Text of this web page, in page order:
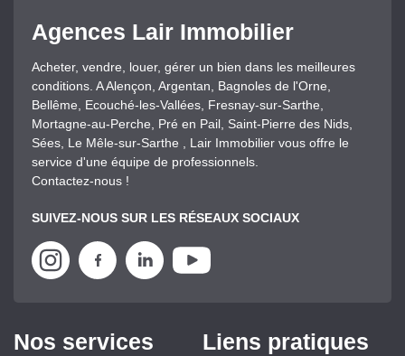
Agences Lair Immobilier
Acheter, vendre, louer, gérer un bien dans les meilleures
conditions. A Alençon, Argentan, Bagnoles de l'Orne,
Bellême, Ecouché-les-Vallées, Fresnay-sur-Sarthe,
Mortagne-au-Perche, Pré en Pail, Saint-Pierre des Nids,
Sées, Le Mêle-sur-Sarthe , Lair Immobilier vous offre le
service d'une équipe de professionnels.
Contactez-nous !
SUIVEZ-NOUS SUR LES RÉSEAUX SOCIAUX
Nos services Liens pratiques